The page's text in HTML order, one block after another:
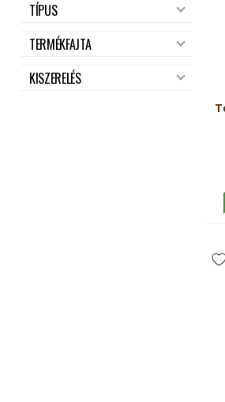
TÍPUS
TERMÉKFAJTA
KISZERELÉS